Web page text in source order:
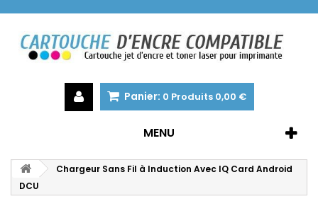
Panier: 0 Produits 0,00 €
MENU
Chargeur Sans Fil à Induction Avec IQ Card Android
DCU